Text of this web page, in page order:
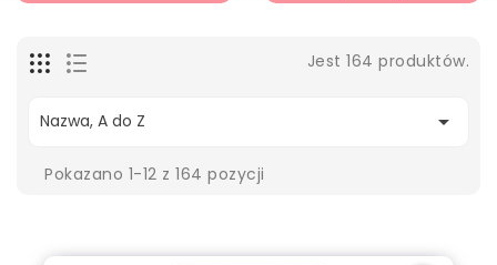
Jest 164 produktów.
Nazwa, A do Z 
Pokazano 1-12 z 164 pozycji